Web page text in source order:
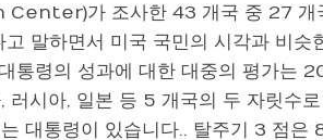
가 조사한 43 개국 중 27 개
고 말하면서 미국 국민의 시각과 비
통령의 성과에 대한 대중의 평가는
러시아, 일본 등 5 개국의 두 자릿수
대통령이 있습니다.. 탈주기 3 점